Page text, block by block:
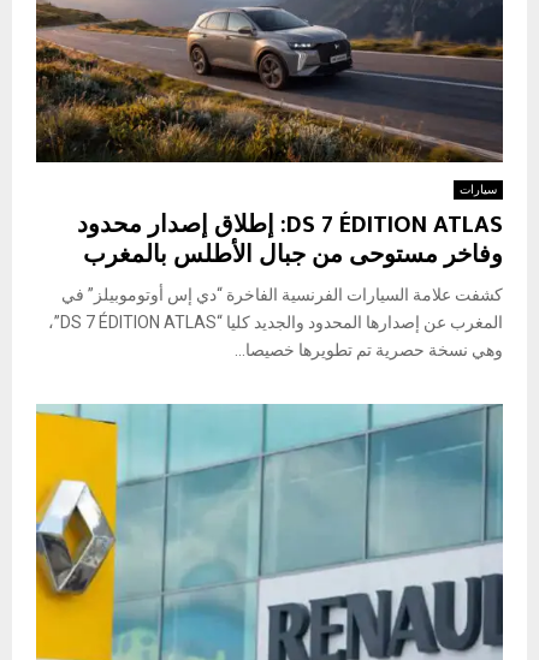
سيارات
DS 7 ÉDITION ATLAS: إطلاق إصدار محدود
وفاخر مستوحى من جبال الأطلس بالمغرب
كشفت علامة السيارات الفرنسية الفاخرة “دي إس أوتوموبيلز” في
المغرب عن إصدارها المحدود والجديد كليا “DS 7 ÉDITION ATLAS”،
وهي نسخة حصرية تم تطويرها خصيصا...